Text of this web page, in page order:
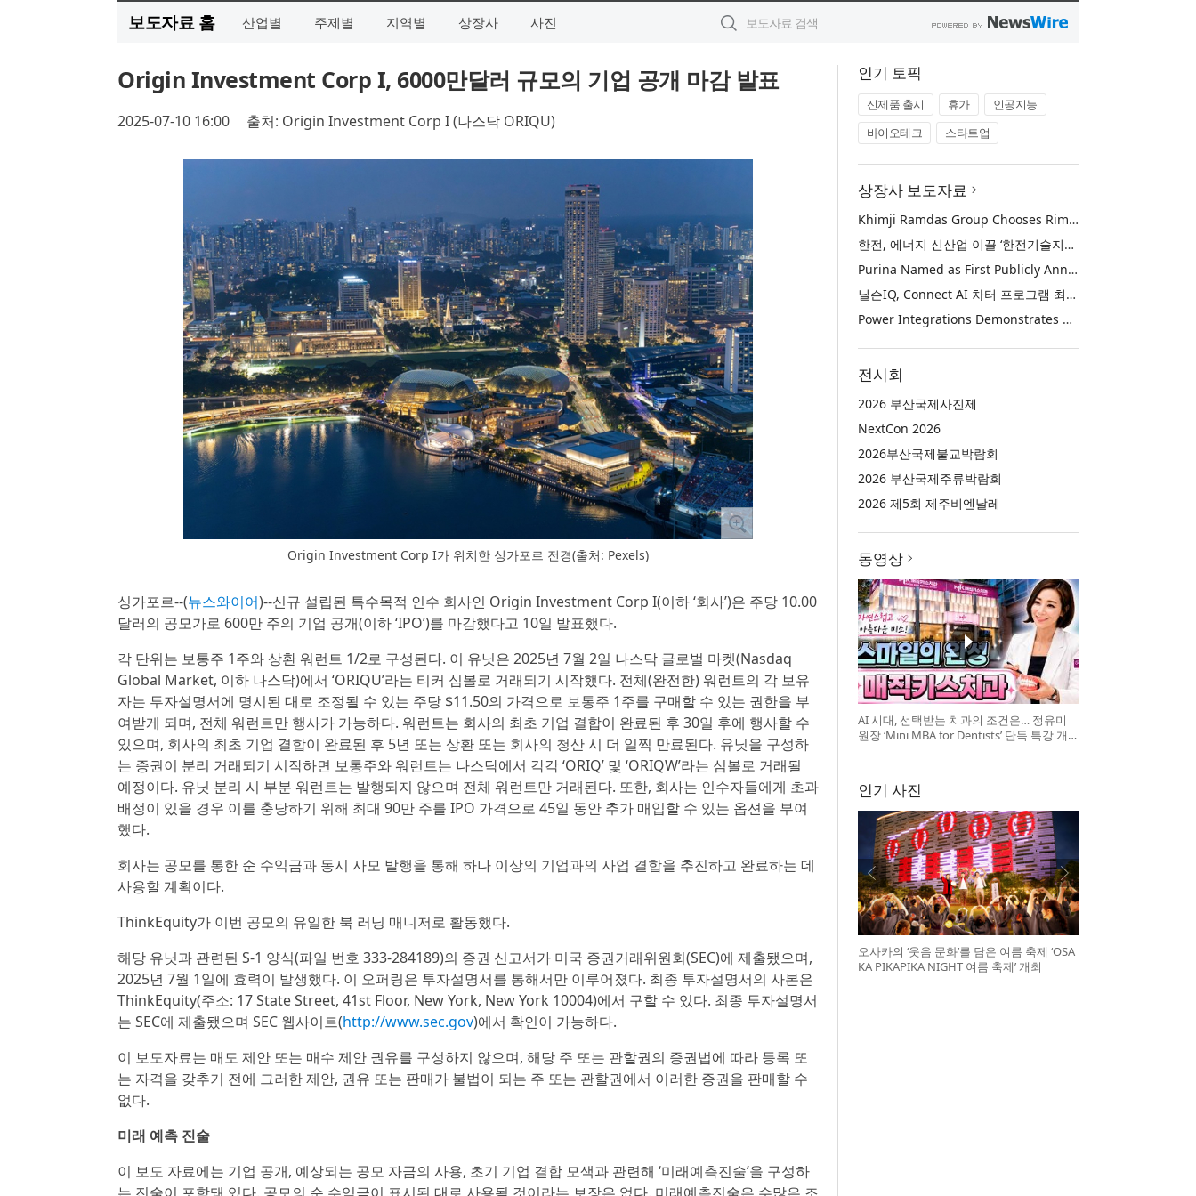
보도자료 홈 산업별 주제별 지역별 상장사 사진
Origin Investment Corp I, 6000만달러 규모의 기업 공개 마감 발표
2025-07-10 16:00 출처: Origin Investment Corp I (나스닥 ORIQU)
Origin Investment Corp I가 위치한 싱가포르 전경(출처: Pexels)
싱가포르--(뉴스와이어)--신규 설립된 특수목적 인수 회사인 Origin Investment Corp I(이하 ‘회사’)은 주당 10.00
달러의 공모가로 600만 주의 기업 공개(이하 ‘IPO’)를 마감했다고 10일 발표했다.
각 단위는 보통주 1주와 상환 워런트 1/2로 구성된다. 이 유닛은 2025년 7월 2일 나스닥 글로벌 마켓(Nasdaq
Global Market, 이하 나스닥)에서 ‘ORIQU’라는 티커 심볼로 거래되기 시작했다. 전체(완전한) 워런트의 각 보유
자는 투자설명서에 명시된 대로 조정될 수 있는 주당 $11.50의 가격으로 보통주 1주를 구매할 수 있는 권한을 부
여받게 되며, 전체 워런트만 행사가 가능하다. 워런트는 회사의 최초 기업 결합이 완료된 후 30일 후에 행사할 수
있으며, 회사의 최초 기업 결합이 완료된 후 5년 또는 상환 또는 회사의 청산 시 더 일찍 만료된다. 유닛을 구성하
는 증권이 분리 거래되기 시작하면 보통주와 워런트는 나스닥에서 각각 ‘ORIQ’ 및 ‘ORIQW’라는 심볼로 거래될
예정이다. 유닛 분리 시 부분 워런트는 발행되지 않으며 전체 워런트만 거래된다. 또한, 회사는 인수자들에게 초과
배정이 있을 경우 이를 충당하기 위해 최대 90만 주를 IPO 가격으로 45일 동안 추가 매입할 수 있는 옵션을 부여
했다.
회사는 공모를 통한 순 수익금과 동시 사모 발행을 통해 하나 이상의 기업과의 사업 결합을 추진하고 완료하는 데
사용할 계획이다.
ThinkEquity가 이번 공모의 유일한 북 러닝 매니저로 활동했다.
해당 유닛과 관련된 S-1 양식(파일 번호 333-284189)의 증권 신고서가 미국 증권거래위원회(SEC)에 제출됐으며,
2025년 7월 1일에 효력이 발생했다. 이 오퍼링은 투자설명서를 통해서만 이루어졌다. 최종 투자설명서의 사본은
ThinkEquity(주소: 17 State Street, 41st Floor, New York, New York 10004)에서 구할 수 있다. 최종 투자설명서
는 SEC에 제출됐으며 SEC 웹사이트(http://www.sec.gov)에서 확인이 가능하다.
이 보도자료는 매도 제안 또는 매수 제안 권유를 구성하지 않으며, 해당 주 또는 관할권의 증권법에 따라 등록 또
는 자격을 갖추기 전에 그러한 제안, 권유 또는 판매가 불법이 되는 주 또는 관할권에서 이러한 증권을 판매할 수
없다.
미래 예측 진술
이 보도 자료에는 기업 공개, 예상되는 공모 자금의 사용, 초기 기업 결합 모색과 관련해 ‘미래예측진술’을 구성하
인기 토픽
신제품 출시 휴가
인공지능
바이오테크
스타트업
상장사 보도자료
Khimji Ramdas Group Chooses Rimini Street to Reduce SAP Support Costs, Protect 700+ Customizations and Reinvest Savings in Innovation
한전, 에너지 신산업 이끌 ‘한전기술지주’ 공식 출범
Purina Named as First Publicly Announced NIQ ConnectAI Charter Client
닐슨IQ, Connect AI 차터 프로그램 최초 고객사 ‘퓨리나’ 선정
Power Integrations Demonstrates World’s First 2200 V GaN Technology for Next-Era High-Voltage Power Systems
전시회
2026 부산국제사진제
NextCon 2026
2026부산국제불교박람회
2026 부산국제주류박람회
2026 제5회 제주비엔날레
동영상
AI 시대, 선택받는 치과의 조건은… 정유미
원장 ‘Mini MBA for Dentists’ 단독 특강 개
인기 사진
오사카의 ‘웃음 문화’를 담은 여름 축제 ‘OSA
KA PIKAPIKA NIGHT 여름 축제’ 개최